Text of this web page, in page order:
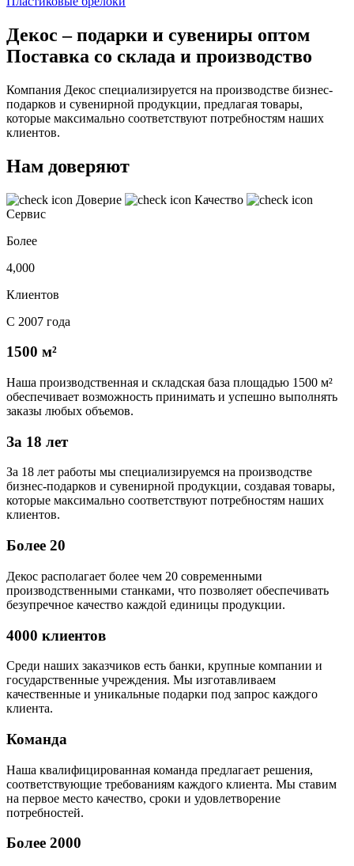
Декос – подарки и сувениры оптом
Поставка со склада и производство
Компания Декос специализируется на производстве бизнес-
подарков и сувенирной продукции, предлагая товары,
которые максимально соответствуют потребностям наших
клиентов.
Нам доверяют
Доверие
Качество
Сервис
Более
4,000
Клиентов
С 2007 года
1500 м²
Наша производственная и складская база площадью 1500 м²
обеспечивает возможность принимать и успешно выполнять
заказы любых объемов.
За 18 лет
За 18 лет работы мы специализируемся на производстве
бизнес-подарков и сувенирной продукции, создавая товары,
которые максимально соответствуют потребностям наших
клиентов.
Более 20
Декос располагает более чем 20 современными
производственными станками, что позволяет обеспечивать
безупречное качество каждой единицы продукции.
4000 клиентов
Среди наших заказчиков есть банки, крупные компании и
государственные учреждения. Мы изготавливаем
качественные и уникальные подарки под запрос каждого
клиента.
Команда
Наша квалифицированная команда предлагает решения,
соответствующие требованиям каждого клиента. Мы ставим
на первое место качество, сроки и удовлетворение
потребностей.
Более 2000